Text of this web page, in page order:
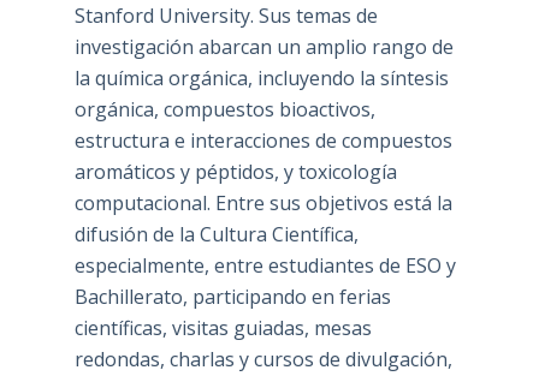
Stanford University. Sus temas de
investigación abarcan un amplio rango de
la química orgánica, incluyendo la síntesis
orgánica, compuestos bioactivos,
estructura e interacciones de compuestos
aromáticos y péptidos, y toxicología
computacional. Entre sus objetivos está la
difusión de la Cultura Científica,
especialmente, entre estudiantes de ESO y
Bachillerato, participando en ferias
científicas, visitas guiadas, mesas
redondas, charlas y cursos de divulgación,